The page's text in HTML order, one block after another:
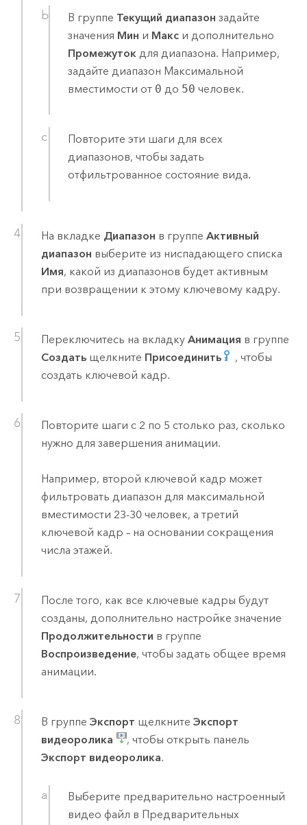
В группе Текущий диапазон задайте
значения Мин и Макс и дополнительно
Промежуток для диапазона. Например,
задайте диапазон Максимальной
вместимости от 0 до 50 человек.
Повторите эти шаги для всех
диапазонов, чтобы задать
отфильтрованное состояние вида.
На вкладке Диапазон в группе Активный
диапазон выберите из ниспадающего списка
Имя, какой из диапазонов будет активным
при возвращении к этому ключевому кадру.
Переключитесь на вкладку Анимация в группе
Создатьщелкните Присоединить
, чтобы
создать ключевой кадр.
Повторите шаги с 2 по 5 столько раз, сколько
нужно для завершения анимации.
Например, второй ключевой кадр может
фильтровать диапазон для максимальной
вместимости 23-30 человек, а третий
ключевой кадр – на основании сокращения
числа этажей.
После того, как все ключевые кадры будут
созданы, дополнительно настройке значение
Продолжительности в группе
Воспроизведение, чтобы задать общее время
анимации.
В группе Экспорт щелкните Экспорт
видеоролика
, чтобы открыть панель
Экспорт видеоролика.
Выберите предварительно настроенный
видео файл в Предварительных